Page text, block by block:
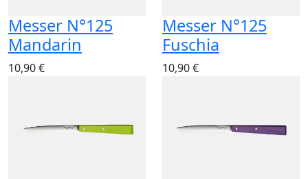
Messer N°125
Mandarin
10,90 €
Messer N°125
Fuschia
10,90 €